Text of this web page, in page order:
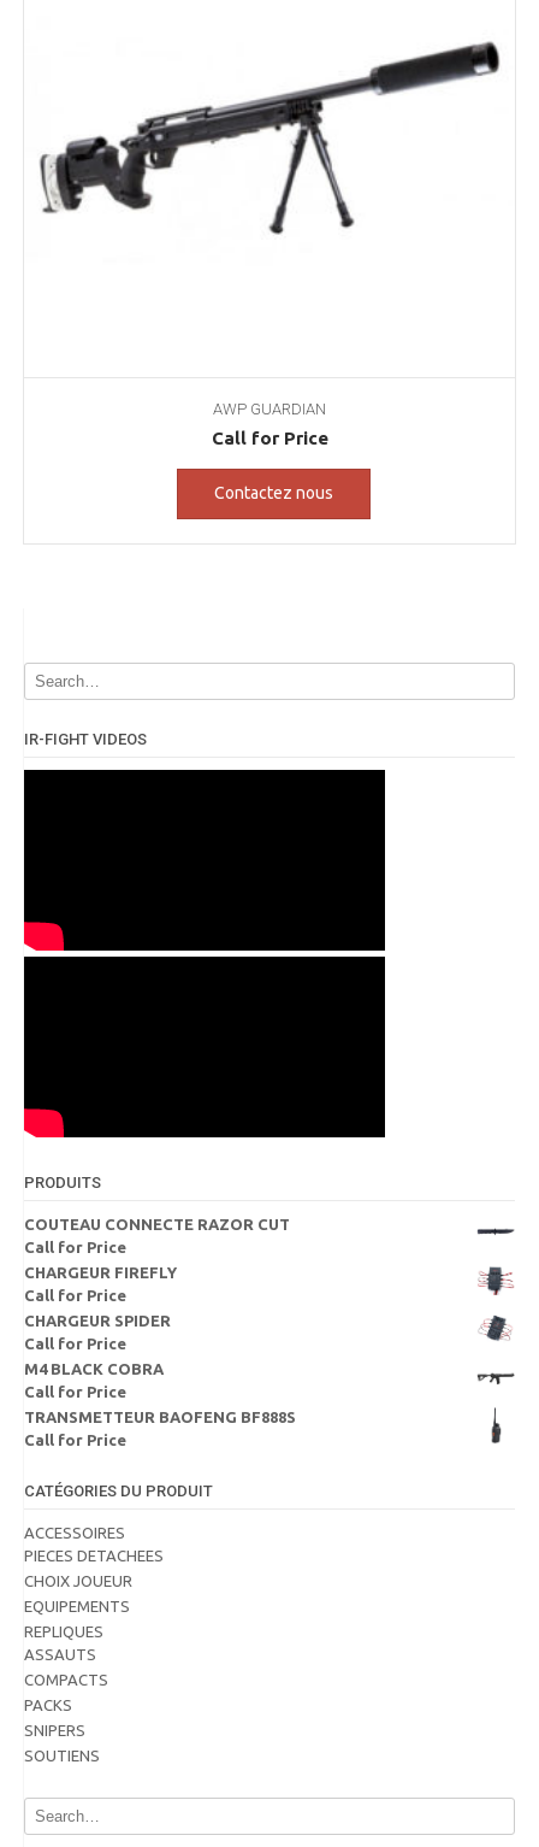
AWP GUARDIAN
Call for Price
Contactez nous
IR-FIGHT VIDEOS
PRODUITS
COUTEAU CONNECTE RAZOR CUT
Call for Price
CHARGEUR FIREFLY
Call for Price
CHARGEUR SPIDER
Call for Price
M4 BLACK COBRA
Call for Price
TRANSMETTEUR BAOFENG BF888S
Call for Price
CATÉGORIES DU PRODUIT
ACCESSOIRES
PIECES DETACHEES
CHOIX JOUEUR
EQUIPEMENTS
REPLIQUES
ASSAUTS
COMPACTS
PACKS
SNIPERS
SOUTIENS